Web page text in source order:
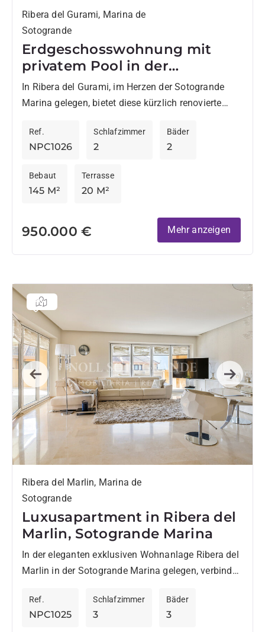
Ribera del Gurami, Marina de
Sotogrande
Erdgeschosswohnung mit
privatem Pool in der
Sotogrande Marina
In Ribera del Gurami, im Herzen der Sotogrande
Marina gelegen, bietet diese kürzlich renovierte
Komfort, Lage und offenem Blick auf...
NPC1026
Ref.
2
Schlafzimmer
2
Bäder
145 M²
Bebaut
20 M²
Terrasse
950.000 € Mehr anzeigen
Previous Next
Ribera del Marlin, Marina de
Sotogrande
Luxusapartment in Ribera del
Marlin, Sotogrande Marina
In der eleganten exklusiven Wohnanlage Ribera del
Marlin in der Sotogrande Marina gelegen, verbindet
mit hervorragenden Einrichtungen und...
NPC1025
Ref.
3
Schlafzimmer
3
Bäder